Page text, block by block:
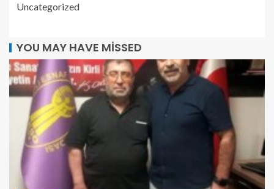
Uncategorized
YOU MAY HAVE MISSED